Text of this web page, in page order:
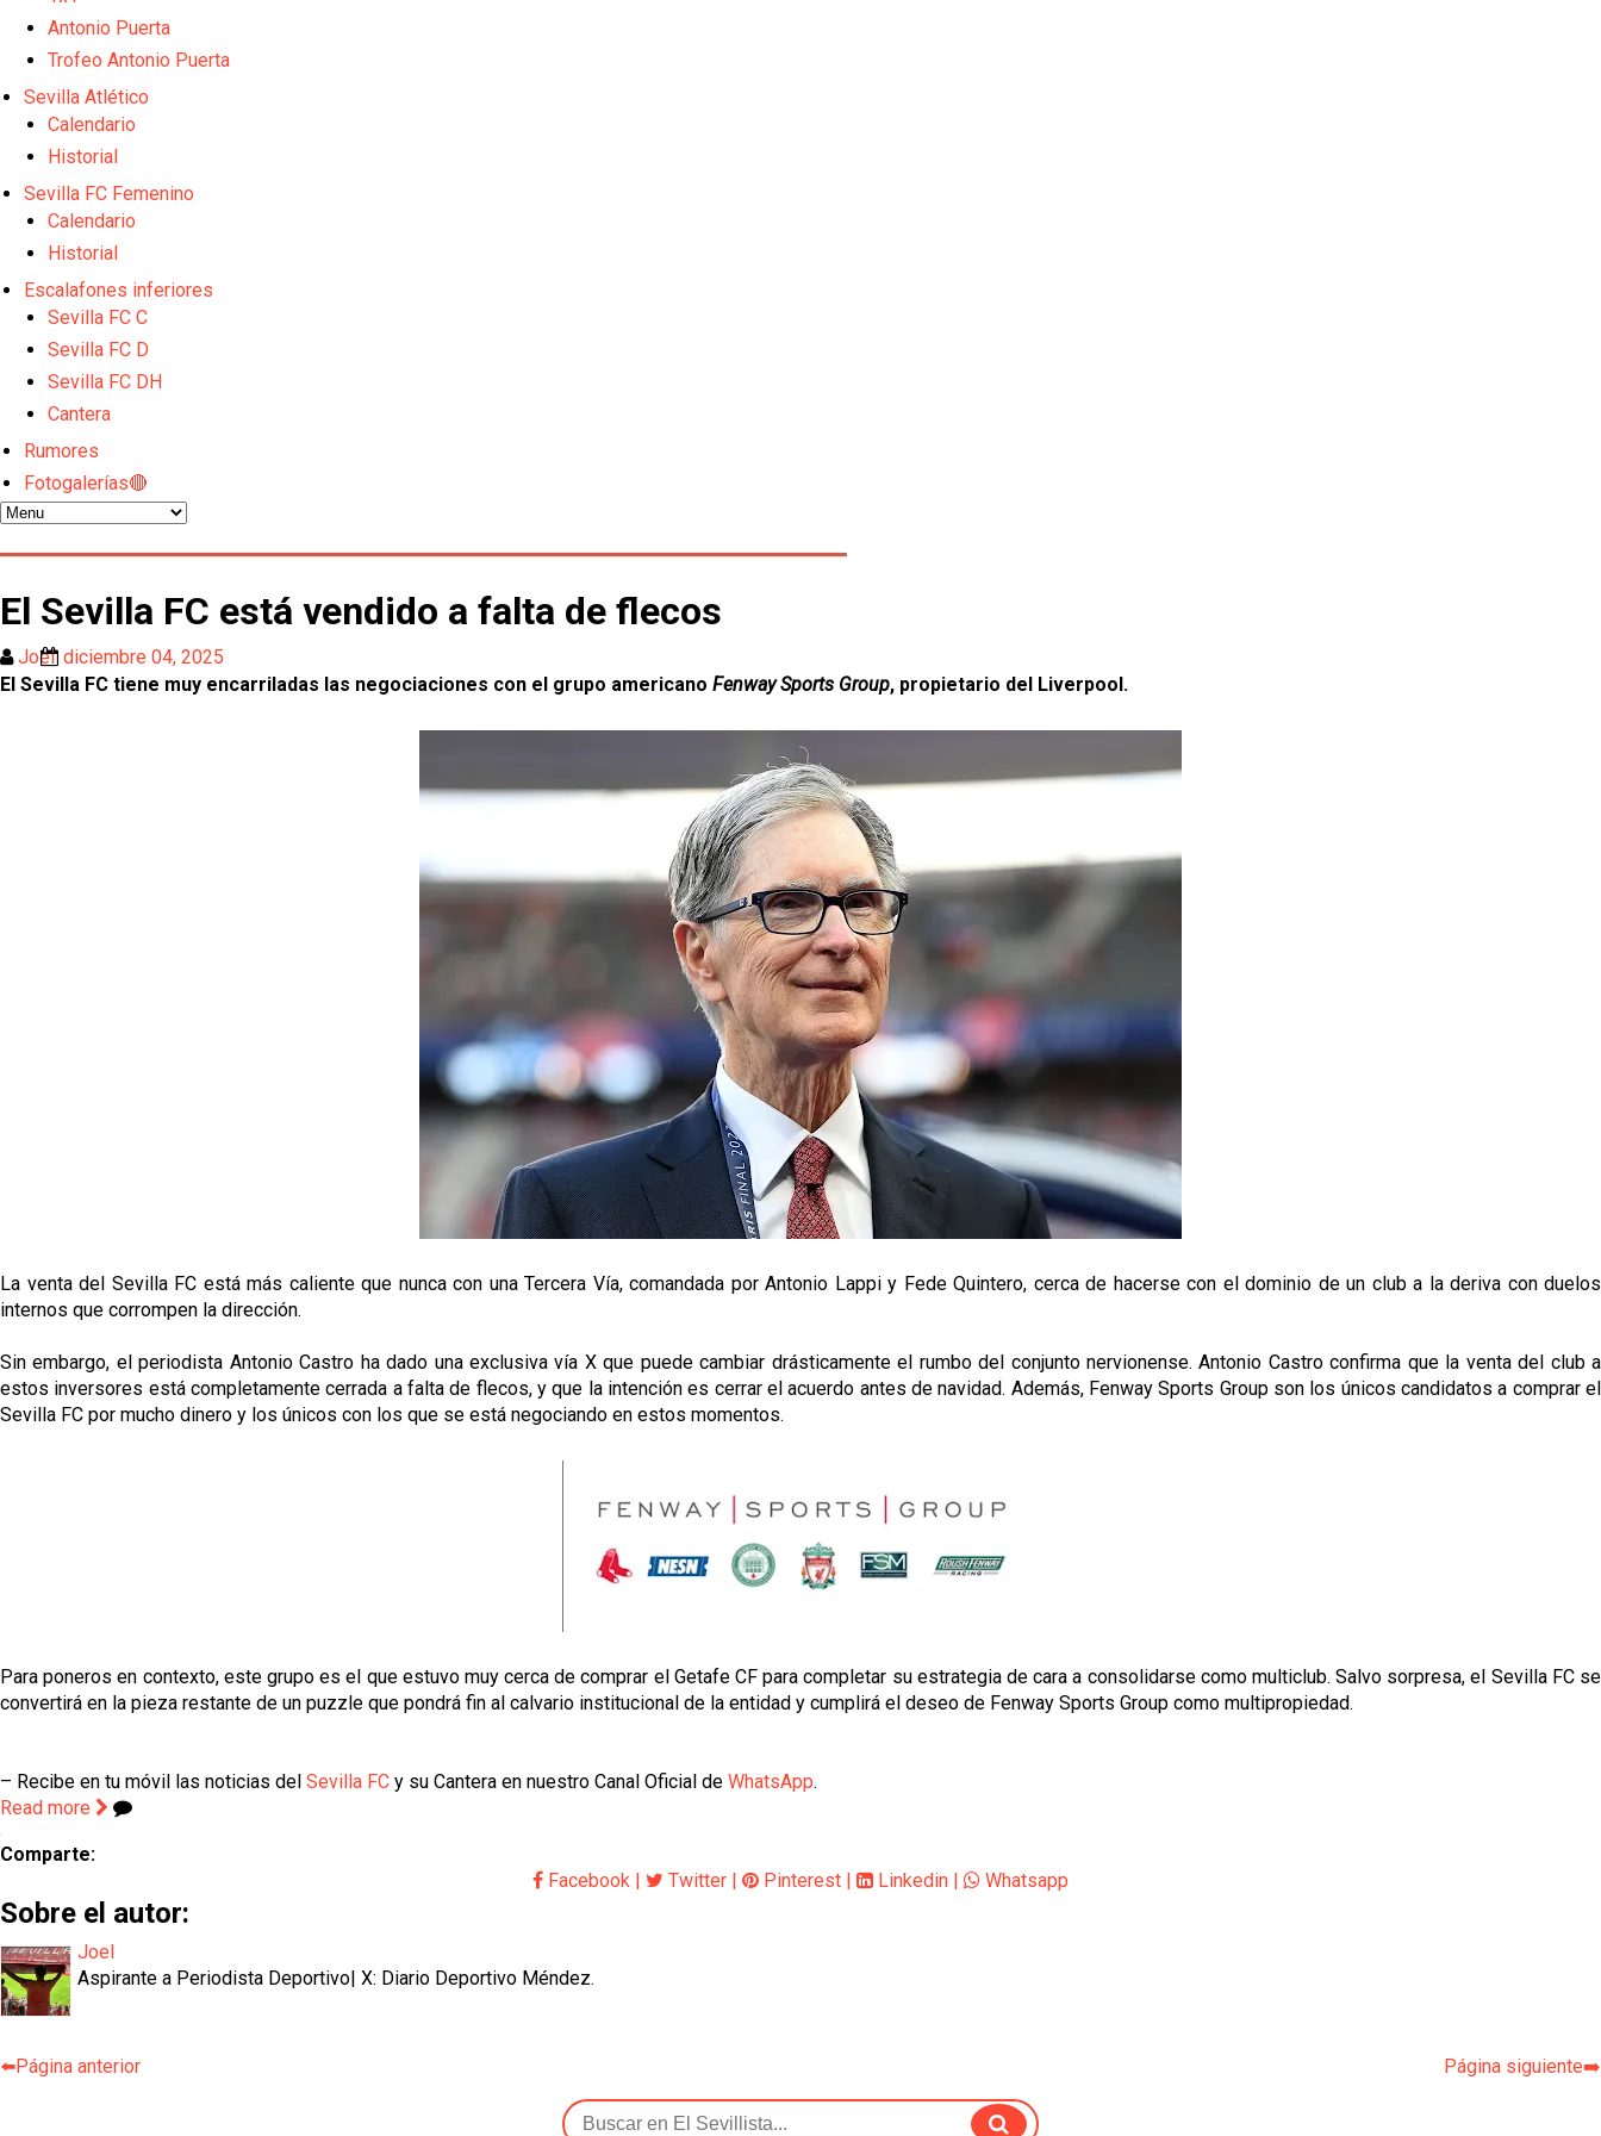
Opinión | "Carta abierta a Alberto Flores" por Rafa García
El Sevilla oficializa el traspaso de Sow
Diomande ya es madridista mientras Rodri agita el mercado
Antonio Puerta
Trofeo Antonio Puerta
Sevilla Atlético
Calendario
Historial
Sevilla FC Femenino
Calendario
Historial
Escalafones inferiores
Sevilla FC C
Sevilla FC D
Sevilla FC DH
Cantera
Rumores
Fotogalerías🔴
El Sevilla FC está vendido a falta de flecos
Joel diciembre 04, 2025
El Sevilla FC tiene muy encarriladas las negociaciones con el grupo americano Fenway Sports Group, propietario del Liverpool.
La venta del Sevilla FC está más caliente que nunca con una Tercera Vía, comandada por Antonio Lappi y Fede Quintero, cerca de hacerse con el dominio de un club a la deriva con duelos
internos que corrompen la dirección.
Sin embargo, el periodista Antonio Castro ha dado una exclusiva vía X que puede cambiar drásticamente el rumbo del conjunto nervionense. Antonio Castro confirma que la venta del club a
estos inversores está completamente cerrada a falta de flecos, y que la intención es cerrar el acuerdo antes de navidad. Además, Fenway Sports Group son los únicos candidatos a comprar el
Sevilla FC por mucho dinero y los únicos con los que se está negociando en estos momentos.
Para poneros en contexto, este grupo es el que estuvo muy cerca de comprar el Getafe CF para completar su estrategia de cara a consolidarse como multiclub. Salvo sorpresa, el Sevilla FC se
convertirá en la pieza restante de un puzzle que pondrá fin al calvario institucional de la entidad y cumplirá el deseo de Fenway Sports Group como multipropiedad.
– Recibe en tu móvil las noticias del Sevilla FC y su Cantera en nuestro Canal Oficial de WhatsApp.
Read more
Comparte:
Facebook | Twitter | Pinterest | Linkedin | Whatsapp
Sobre el autor:
Joel
Aspirante a Periodista Deportivo| X: Diario Deportivo Méndez.
⬅️Página anterior Página siguiente➡️